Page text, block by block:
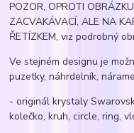
POZOR, OPROTI
ZACVAKÁVACÍ, ALE NA
ŘETÍZKEM, viz podrobný
Ve stejném designu je
puzetky, náhrdelník,
- originál krystaly
kolečko, kruh, circle, ring,